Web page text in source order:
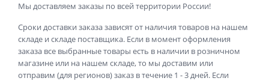
Мы доставляем заказы по всей территории России!
Сроки доставки заказа зависят от наличия товаров на нашем
складе и складе поставщика. Если в момент оформления
заказа все выбранные товары есть в наличии в розничном
магазине или на нашем складе, то мы доставим или
отправим (для регионов) заказ в течение 1 - 3 дней. Если